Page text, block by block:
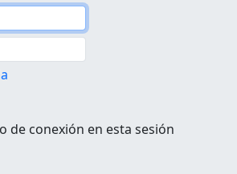
de conexión en esta sesión